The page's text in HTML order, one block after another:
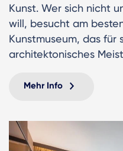
Kunst. Wer sich nicht
will, besucht am
Kunstmuseum, das für
architektonisches
Mehr Info